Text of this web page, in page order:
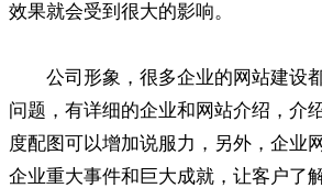
效果就会受到很大的影响。
公司形象，很多企业的网站建设
问题，有详细的企业和网站介绍，介
度配图可以增加说服力，另外，企业
企业重大事件和巨大成就，让客户了